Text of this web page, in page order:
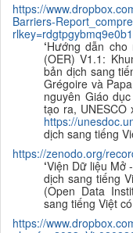
https://
Barriers-
‘Hướng dẫn
(OER) V1.1:
bản dịch sang
Grégoire và
nguyên Giáo
tạo ra, UNESCO
https://
dịch sang tiếng
https://zenodo.org/
‘Viện Dữ liệu Mở
dịch sang tiếng
(Open Data
sang tiếng Việt
https://